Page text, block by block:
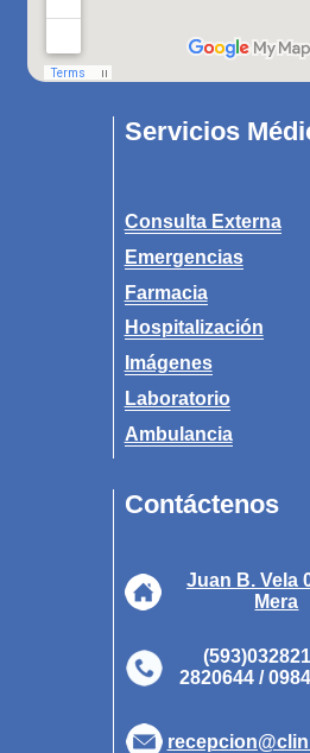
Servicios
Consulta Externa
Emergencias
Farmacia
Hospitalización
Imágenes
Laboratorio
Ambulancia
Contáctenos
Juan B. Vela
Mera
2820644 /